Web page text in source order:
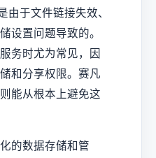
由于文件链接失效、
设置问题导致的。
务时尤为常见，因
和分享权限。赛凡
则能从根本上避免这
的数据存储和管